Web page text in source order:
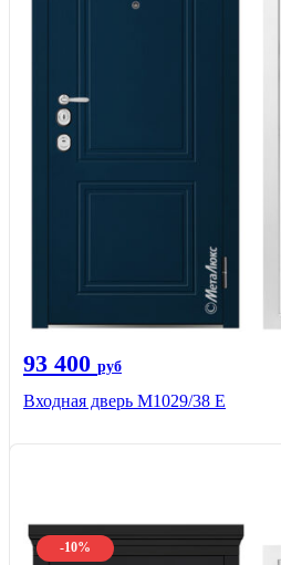
93 400 руб
Входная дверь М1029/38 E
-10%